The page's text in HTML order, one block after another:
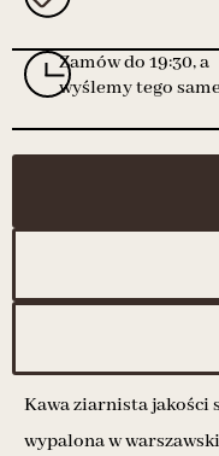
Zamów do 19:30, a
wyślemy tego
Kawa ziarnista jakości
wypalona w